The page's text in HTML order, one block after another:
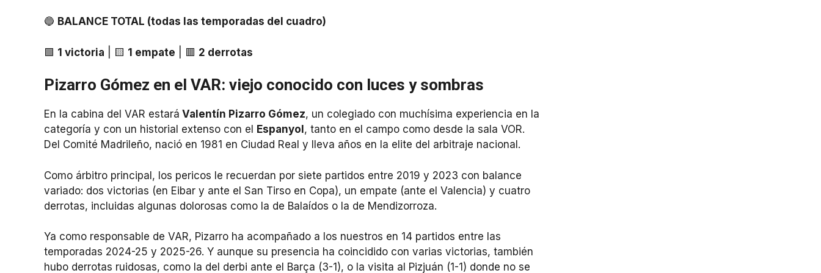
🔵 BALANCE TOTAL (todas las temporadas del cuadro)
🟩 1 victoria | 🟨 1 empate | 🟥 2 derrotas
Pizarro Gómez en el VAR: viejo conocido con luces y sombras
En la cabina del VAR estará Valentín Pizarro Gómez, un colegiado con muchísima experiencia en la
categoría y con un historial extenso con el
Espanyol , tanto en el campo como desde la sala VOR.
Del Comité Madrileño, nació en 1981 en Ciudad Real y lleva años en la elite del arbitraje nacional.
Como árbitro principal, los pericos le recuerdan por siete partidos entre 2019 y 2023 con balance
variado: dos victorias (en Eibar y ante el San Tirso en Copa), un empate (ante el Valencia) y cuatro
derrotas, incluidas algunas dolorosas como la de Balaídos o la de Mendizorroza.
Ya como responsable de VAR, Pizarro ha acompañado a los nuestros en 14 partidos entre las
temporadas 2024-25 y 2025-26. Y aunque su presencia ha coincidido con varias victorias, también
hubo derrotas ruidosas, como la del derbi ante el Barça (3-1), o la visita al Pizjuán (1-1) donde no se